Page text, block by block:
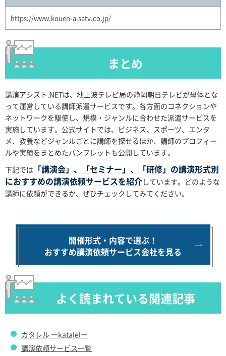
https://www.kouen-a.satv.co.jp/
まとめ
講演アシスト.NETは、地上波テレビ局の静岡朝日テレビが母体とな
って運営している講師派遣サービスです。各方面のコネクションや
ネットワークを駆使し、規模・ジャンルに合わせた派遣サービスを
実施しています。公式サイトでは、ビジネス、スポーツ、エンタ
メ、教養などジャンルごとに講師を探せるほか、講師のプロフィー
ルや実績をまとめたパンフレットも公開しています。
下記では 「講演会」、「セミナー」、「研修」の講演形式別
におすすめの講演依頼サービスを紹介しています。どのような
講師に依頼ができるか、ぜひチェックしてみてください。
開催形式・内容で選ぶ！
おすすめ講演依頼サービス会社を見る
よく読まれている関連記事
カタレル ーkatalelー
講演依頼サービス一覧